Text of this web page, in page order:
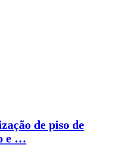
de piso de
e …